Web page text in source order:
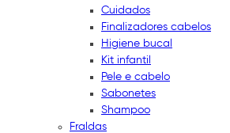
Cuidados
Finalizadores cabelos
Higiene bucal
Kit infantil
Pele e cabelo
Sabonetes
Shampoo
Fraldas